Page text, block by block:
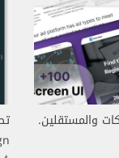
والمستقلين.